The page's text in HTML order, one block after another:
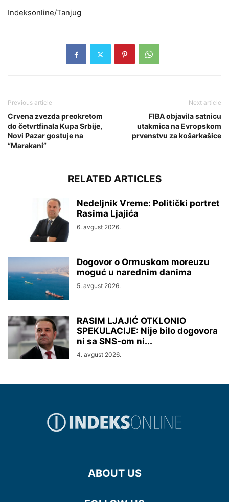
Indeksonline/Tanjug
Previous article
Crvena zvezda preokretom
do četvrtfinala Kupa Srbije,
Novi Pazar gostuje na
“Marakani”
Next article
FIBA objavila satnicu
utakmica na Evropskom
prvenstvu za košarkašice
RELATED ARTICLES
Nedeljnik Vreme: Politički portret
Rasima Ljajića
6. avgust 2026.
Dogovor o Ormuskom moreuzu
moguć u narednim danima
5. avgust 2026.
RASIM LJAJIĆ OTKLONIO
SPEKULACIJE: Nije bilo dogovora
ni sa SNS-om ni...
4. avgust 2026.
ABOUT US